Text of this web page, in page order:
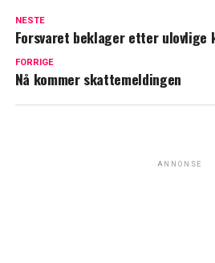
NESTE
Forsvaret beklager etter ulovlige
FORRIGE
Nå kommer skattemeldingen
ANNONSE